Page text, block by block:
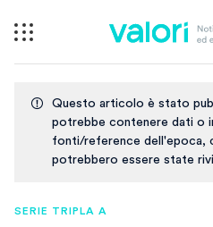
Questo articolo è stato
potrebbe contenere dati o
fonti/reference dell'epoca,
potrebbero essere state
SERIE TRIPLA A